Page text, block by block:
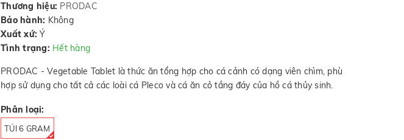
Thương hiệu: PRODAC
Bảo hành: Không
Xuất xứ: Ý
Tình trạng: Hết hàng
PRODAC - Vegetable Tablet là thức ăn tổng hợp cho cá cảnh có dạng viên chìm, phù
hợp sử dụng cho tất cả các loài cá Pleco và cá ăn cỏ tầng đáy của hồ cá thủy sinh.
Phân loại:
TÚI 6 GRAM